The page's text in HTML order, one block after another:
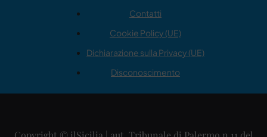
Contatti
Cookie Policy (UE)
Dichiarazione sulla Privacy (UE)
Disconoscimento